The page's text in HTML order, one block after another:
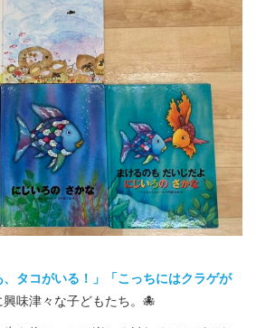
、タコがいる！」「こっちにはクラゲが
味津々な子どもたち。🐙